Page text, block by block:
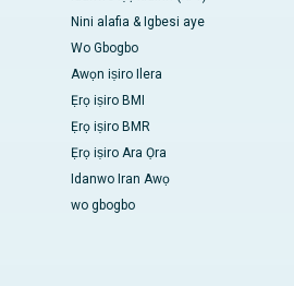
Nini alafia & Igbesi aye
Wo Gbogbo
Awọn iṣiro Ilera
Ẹrọ iṣiro BMI
Ẹrọ iṣiro BMR
Ẹrọ iṣiro Ara Ọra
Idanwo Iran Awọ
wo gbogbo